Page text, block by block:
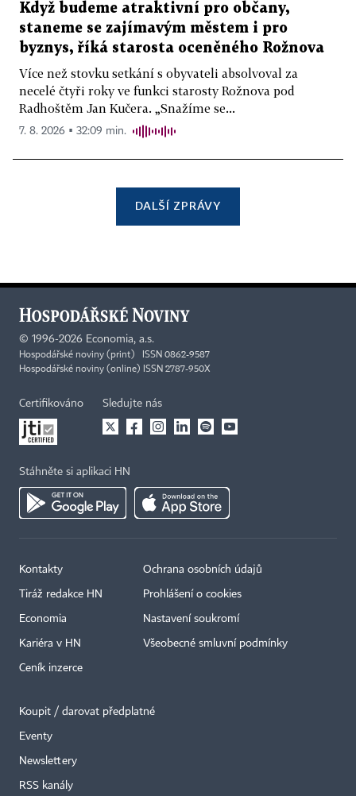
Když budeme atraktivní pro občany,
staneme se zajímavým městem i pro
byznys, říká starosta oceněného Rožnova
Více než stovku setkání s obyvateli absolvoval za
necelé čtyři roky ve funkci starosty Rožnova pod
Radhoštěm Jan Kučera. „Snažíme se...
7. 8. 2026 ▪ 32:09 min.
DALŠÍ ZPRÁVY
© 1996-2026 Economia, a.s.
Hospodářské noviny (print) ISSN 0862-9587
Hospodářské noviny (online) ISSN 2787-950X
Certifikováno Sledujte nás
Stáhněte si aplikaci HN
Kontakty
Tiráž redakce HN
Economia
Kariéra v HN
Ceník inzerce
Ochrana osobních údajů
Prohlášení o cookies
Nastavení soukromí
Všeobecné smluvní podmínky
Koupit / darovat předplatné
Eventy
Newslettery
RSS kanály